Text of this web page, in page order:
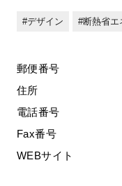
デザイン 断熱省エ
郵便番号
住所
電話番号
Fax番号
WEBサイト